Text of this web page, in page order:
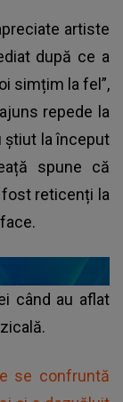
artiste
după ce a
simțim la fel”,
repede la
știut la început
spune că
fost reticenți la
când au aflat
se confruntă